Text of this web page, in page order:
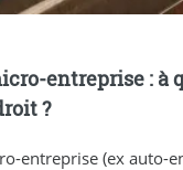
entreprise : à
?
entreprise (ex auto-